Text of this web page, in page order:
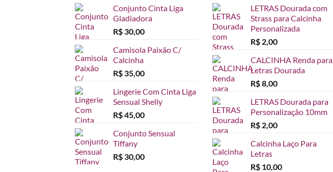
Conjunto Cinta Liga
Gladiadora
R$ 30,00
Camisola Paixão C/
Calcinha
R$ 35,00
Lingerie Com Cinta Liga
Sensual Shelly
R$45,00
Conjunto Sensual
Tiffany
R$ 30,00
LETRAS Dourada com
Strass para Calcinha
Personalizada
R$ 2,00
CALCINHA Renda para
Letras Dourada
R$8,00
LETRAS Dourada para
Personalização 10mm
R$ 2,00
Calcinha Laço Para
Letras
R$ 10,00